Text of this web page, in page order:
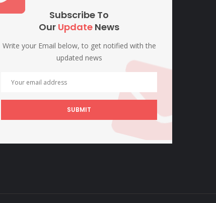
Subscribe To
Our Update News
Write your Email below, to get notified with the
updated news
SUBMIT